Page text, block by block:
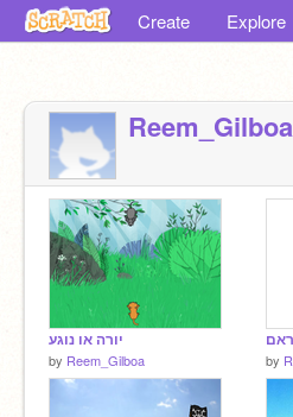
Create Explore
Reem_Gilboa
יורה או נוגע
by Reem_Gilboa by